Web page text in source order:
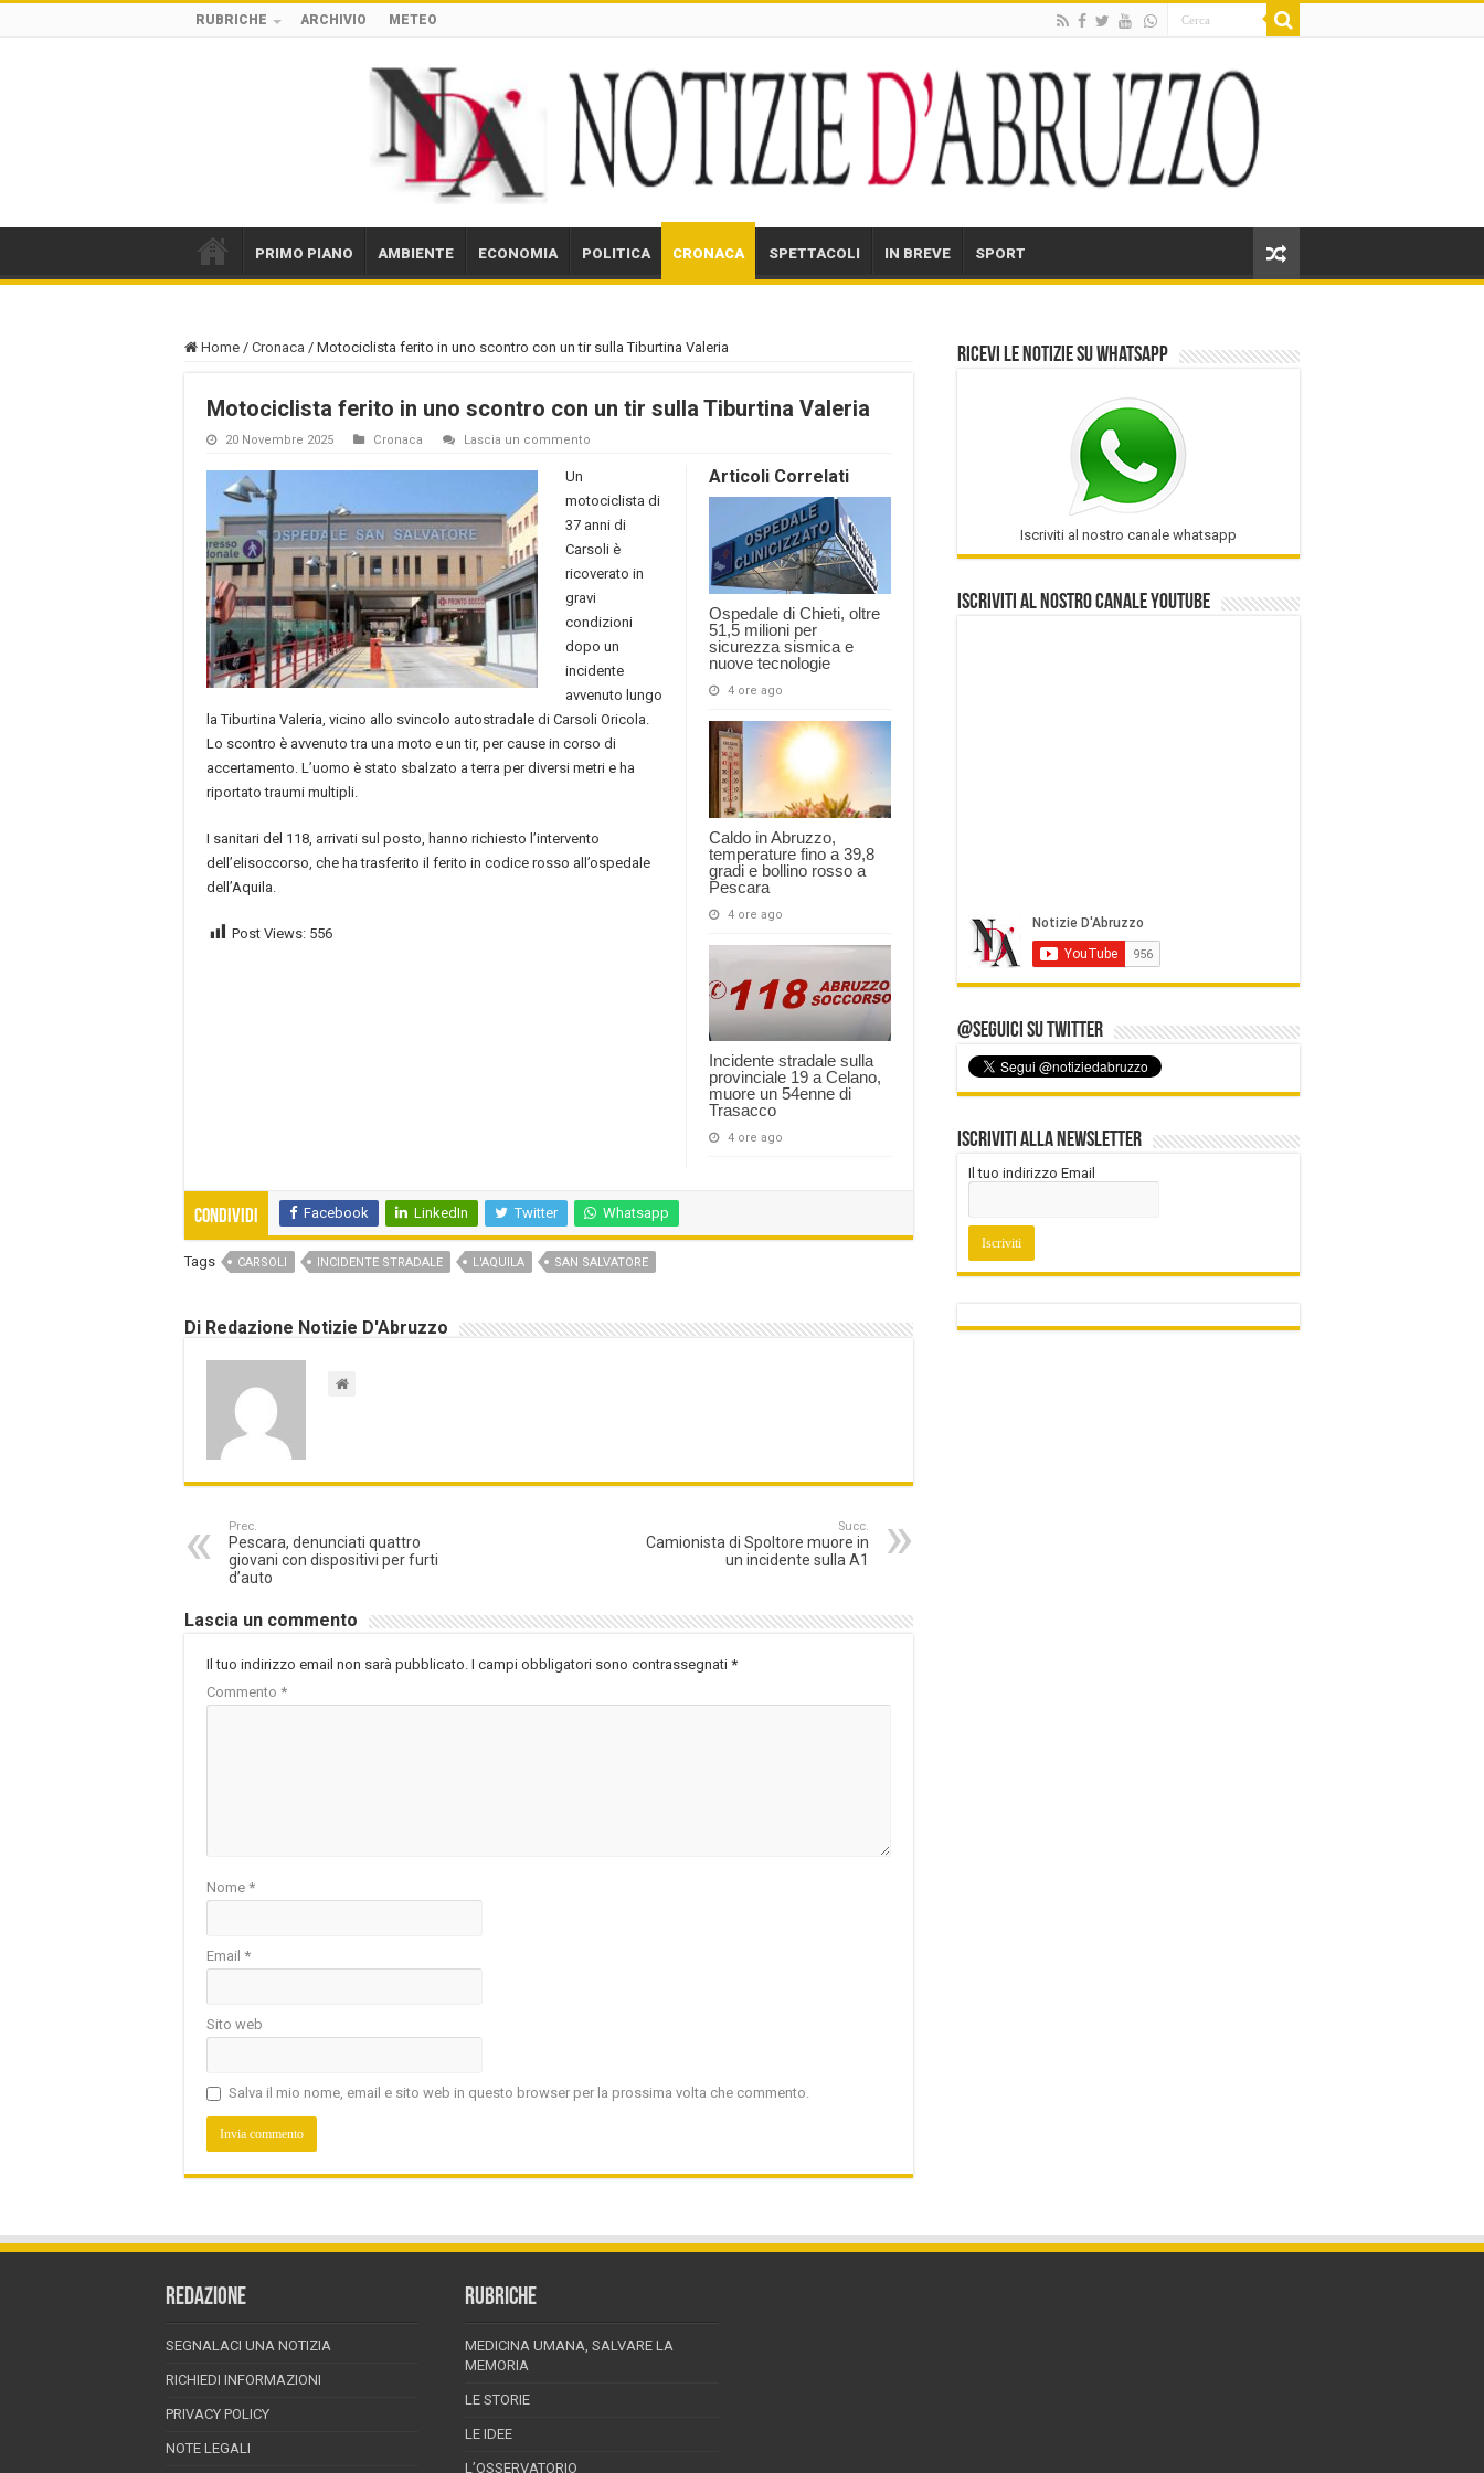
RUBRICHE ARCHIVIO METEO
PRIMO PIANO AMBIENTE ECONOMIA POLITICA CRONACA SPETTACOLI IN BREVE SPORT
Home / Cronaca / Motociclista ferito in uno scontro con un tir sulla Tiburtina Valeria
Motociclista ferito in uno scontro con un tir sulla Tiburtina Valeria
20 Novembre 2025 Cronaca Lascia un commento
Articoli Correlati
Ospedale di Chieti, oltre
51,5 milioni per
sicurezza sismica e
nuove tecnologie
4 ore ago
Caldo in Abruzzo,
temperature fino a 39,8
gradi e bollino rosso a
Pescara
4 ore ago
Incidente stradale sulla
provinciale 19 a Celano,
muore un 54enne di
Trasacco
4 ore ago
Un
motociclista di
37 anni di
Carsoli è
ricoverato in
gravi
condizioni
dopo un
incidente
avvenuto lungo
la Tiburtina Valeria, vicino allo svincolo autostradale di Carsoli Oricola.
Lo scontro è avvenuto tra una moto e un tir, per cause in corso di
accertamento. L’uomo è stato sbalzato a terra per diversi metri e ha
riportato traumi multipli.
I sanitari del 118, arrivati sul posto, hanno richiesto l’intervento
dell’elisoccorso, che ha trasferito il ferito in codice rosso all’ospedale
dell’Aquila.
Post Views: 556
Condividi Facebook LinkedIn Twitter Whatsapp
Tags CARSOLI INCIDENTE STRADALE L'AQUILA SAN SALVATORE
Di Redazione Notizie D'Abruzzo
Prec.
Pescara, denunciati quattro
giovani con dispositivi per furti
d’auto
Succ.
Camionista di Spoltore muore in
un incidente sulla A1
Lascia un commento
Il tuo indirizzo email non sarà pubblicato. I campi obbligatori sono contrassegnati *
Commento *
Nome *
Email *
Sito web
Salva il mio nome, email e sito web in questo browser per la prossima volta che commento.
Ricevi le notizie su Whatsapp
Iscriviti al nostro canale whatsapp
Iscriviti al nostro Canale Youtube
@Seguici su Twitter
Iscriviti alla Newsletter
Il tuo indirizzo Email
REDAZIONE
SEGNALACI UNA NOTIZIA
RICHIEDI INFORMAZIONI
PRIVACY POLICY
NOTE LEGALI
RUBRICHE
MEDICINA UMANA, SALVARE LA
MEMORIA
LE STORIE
LE IDEE
L’OSSERVATORIO